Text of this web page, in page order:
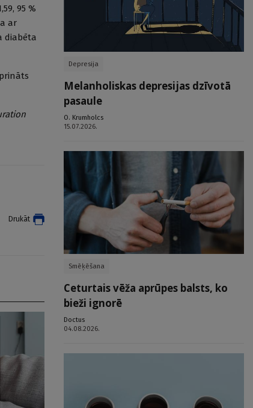
95 %
ar
diabēta
Drukāt
Depresija
Melanholiskas depresijas dzīvotā
pasaule
O. Krumholcs
15.07.2026.
Smēķēšana
Ceturtais vēža aprūpes balsts, ko
bieži ignorē
Doctus
04.08.2026.